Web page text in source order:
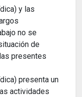
y las
no se
de
presentes
presenta un
actividades